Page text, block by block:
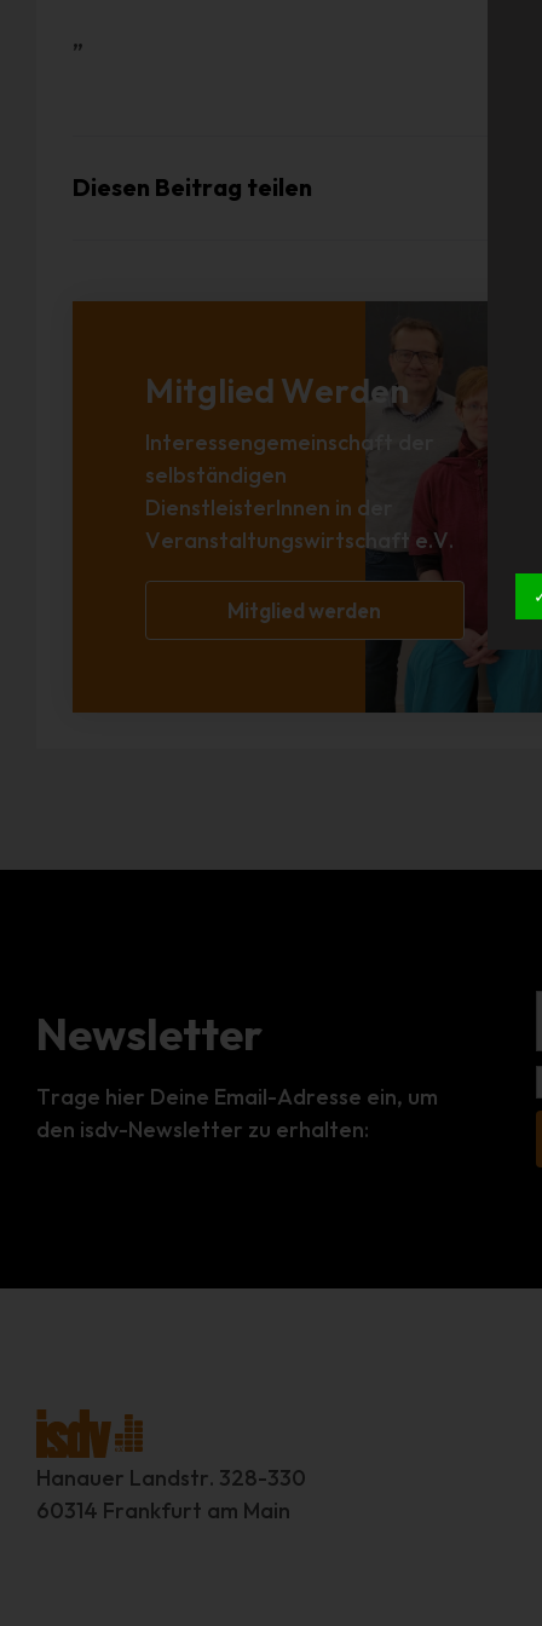
„
Diesen Beitrag teilen
Mitglied Werden
Interessengemeinschaft der
selbständigen
DienstleisterInnen in der
Veranstaltungswirtschaft e.V.
Mitglied werden
Newsletter
Trage hier Deine Email-Adresse ein, um
den isdv-Newsletter zu erhalten:
Hanauer Landstr. 328-330
60314 Frankfurt am Main